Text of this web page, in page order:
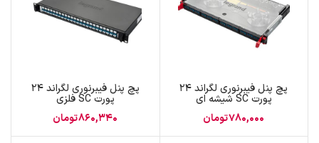
پچ پنل فیبرنوری لگراند 24
پورت SC شیشه ای
780,000تومان
پچ پنل فیبرنوری لگراند 24
پورت SC فلزی
860,340تومان